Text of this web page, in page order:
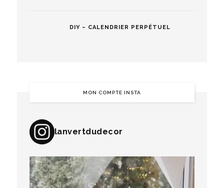
DIY – CALENDRIER PERPÉTUEL
MON COMPTE INSTA
lanvertdudecor